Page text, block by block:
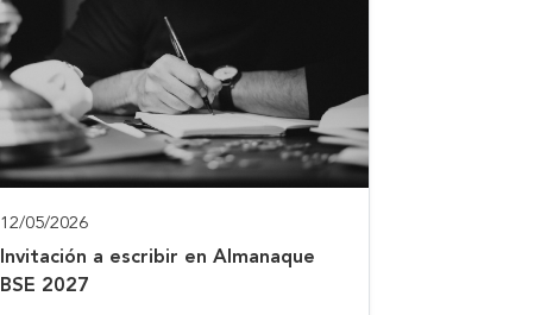
12/05/2026
Invitación a escribir en Almanaque
BSE 2027